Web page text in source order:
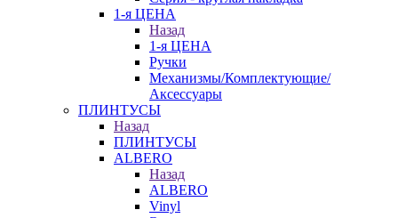
1-я ЦЕНА
Назад
1-я ЦЕНА
Ручки
Механизмы/Комплектующие/
Аксессуары
ПЛИНТУСЫ
Назад
ПЛИНТУСЫ
ALBERO
Назад
ALBERO
Vinyl